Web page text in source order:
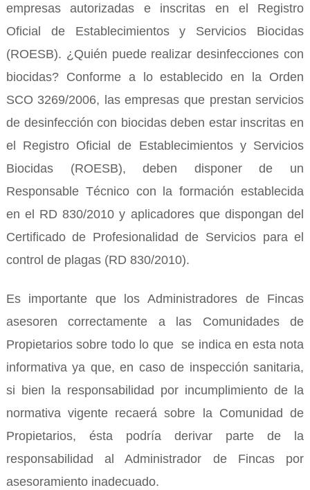
empresas autorizadas e inscritas en el Registro
Oficial de Establecimientos y Servicios Biocidas
(ROESB). ¿Quién puede realizar desinfecciones con
biocidas? Conforme a lo establecido en la Orden
SCO 3269/2006, las empresas que prestan servicios
de desinfección con biocidas deben estar inscritas en
el Registro Oficial de Establecimientos y Servicios
Biocidas (ROESB), deben disponer de un
Responsable Técnico con la formación establecida
en el RD 830/2010 y aplicadores que dispongan del
Certificado de Profesionalidad de Servicios para el
control de plagas (RD 830/2010).
Es importante que los Administradores de Fincas
asesoren correctamente a las Comunidades de
Propietarios sobre todo lo que se indica en esta nota
informativa ya que, en caso de inspección sanitaria,
si bien la responsabilidad por incumplimiento de la
normativa vigente recaerá sobre la Comunidad de
Propietarios, ésta podría derivar parte de la
responsabilidad al Administrador de Fincas por
asesoramiento inadecuado.